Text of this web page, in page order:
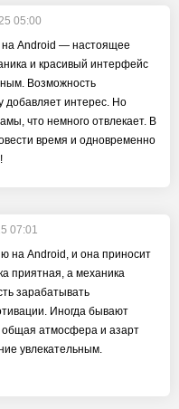
05:00
на Android — настоящее
и красивый интерфейс
Возможность
добавляет интерес. Но
что немного отвлекает. В
время и одновременно
07:01
на Android, и она приносит
приятная, а механика
зарабатывать
Иногда бывают
общая атмосфера и азарт
увлекательным.